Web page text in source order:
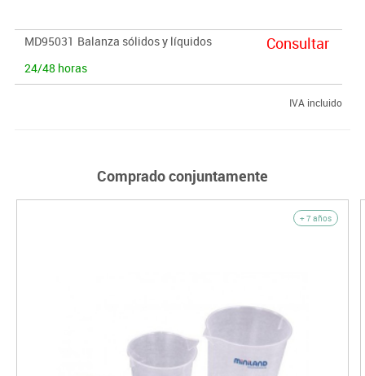
MD95031 Balanza sólidos y líquidos
24/48 horas
Consultar
IVA incluido
Comprado conjuntamente
+ 7 años